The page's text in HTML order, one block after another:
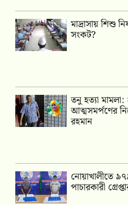
মাদ্রাসায় শিশু
সংকট?
তনু হত্যা মামলা:
আত্মসমর্পণের
রহমান
নোয়াখালীতে
পাচারকারী